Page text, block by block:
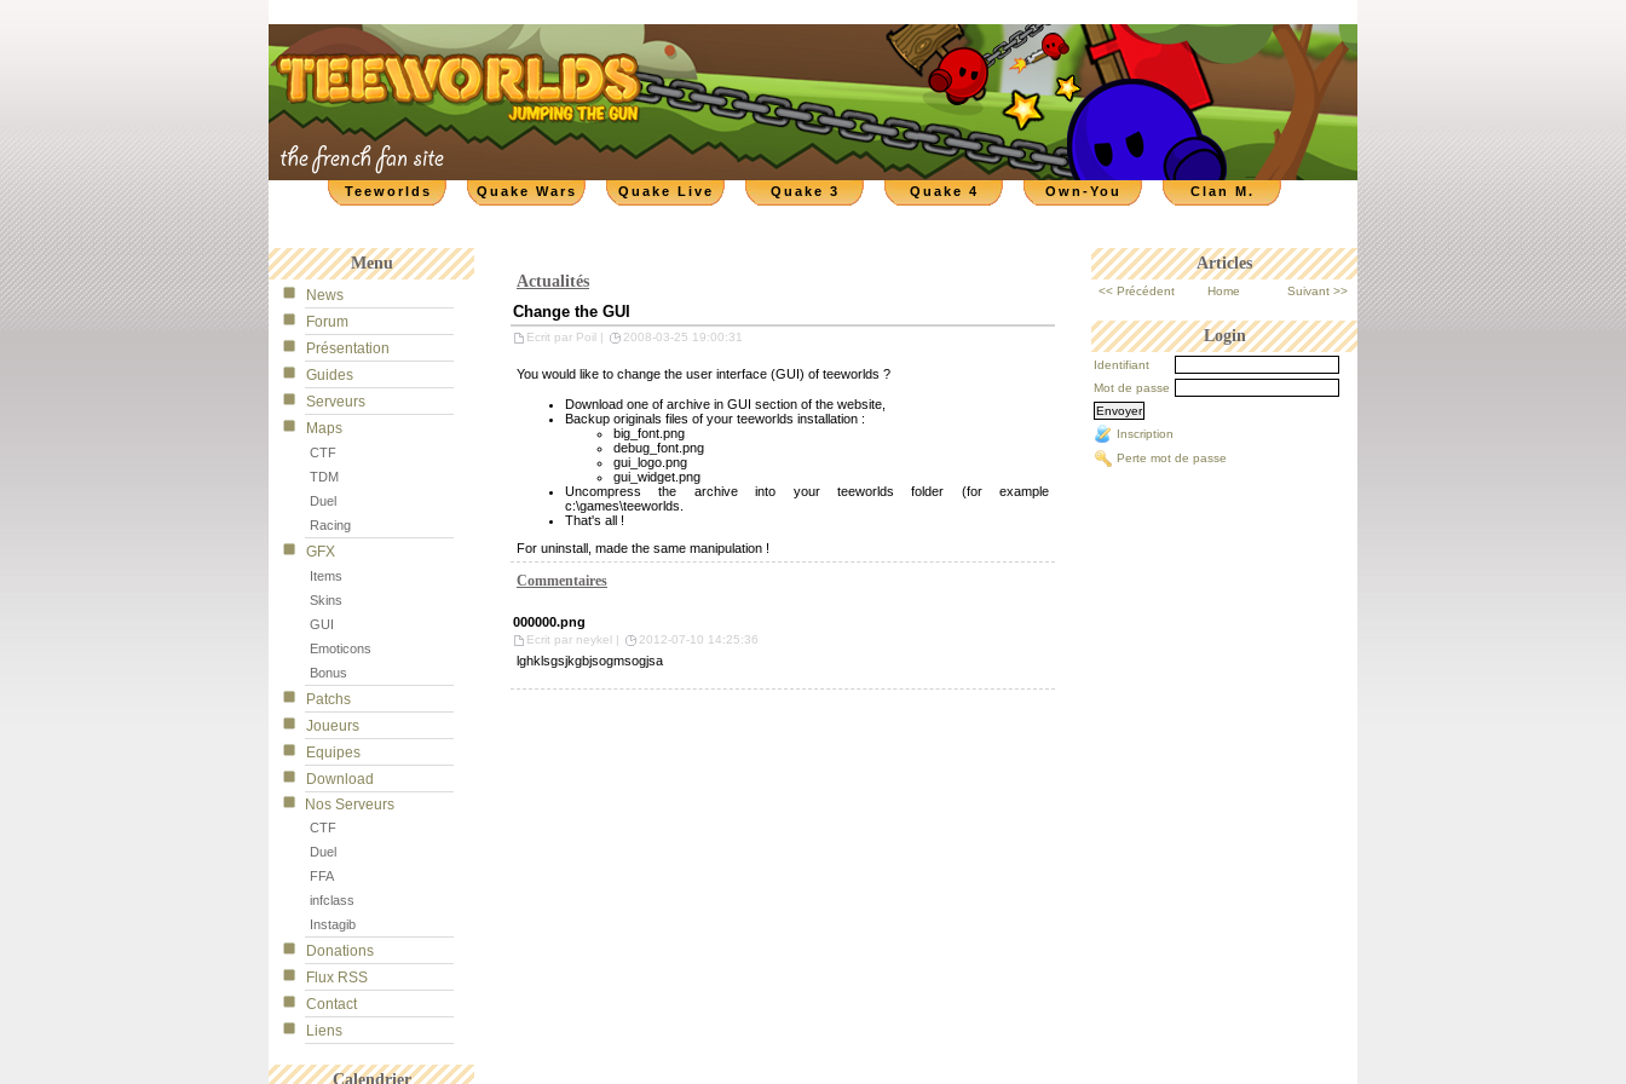
Clan M.
Own-You
Quake 4
Quake 3
Quake Live
Quake Wars
Teeworlds
Menu
News
Forum
Présentation
Guides
Serveurs
Maps
CTF
TDM
Duel
Racing
GFX
Items
Skins
GUI
Emoticons
Bonus
Patchs
Joueurs
Equipes
Download
Nos Serveurs
CTF
Duel
FFA
infclass
Instagib
Donations
Flux RSS
Contact
Liens
Calendrier
Articles
<< Précédent Home Suivant >>
Login
Identifiant
Mot de passe
Inscription
Perte mot de passe
Actualités
Change the GUI
Ecrit par Poil | 2008-03-25 19:00:31
You would like to change the user interface (GUI) of teeworlds ?
Download one of archive in GUI section of the website,
Backup originals files of your teeworlds installation :
big_font.png
debug_font.png
gui_logo.png
gui_widget.png
Uncompress the archive into your teeworlds folder (for example
c:\games\teeworlds.
That's all !
For uninstall, made the same manipulation !
Commentaires
000000.png
Ecrit par neykel | 2012-07-10 14:25:36
lghklsgsjkgbjsogmsogjsa